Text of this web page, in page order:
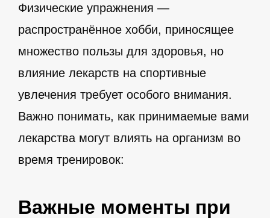
Физические упражнения —
распространённое хобби, приносящее
множество пользы для здоровья, но
влияние лекарств на спортивные
увлечения требует особого внимания.
Важно понимать, как принимаемые вами
лекарства могут влиять на организм во
время тренировок:
Важные моменты при